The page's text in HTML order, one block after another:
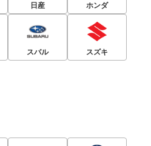
日産 ホンダ
スバル スズキ